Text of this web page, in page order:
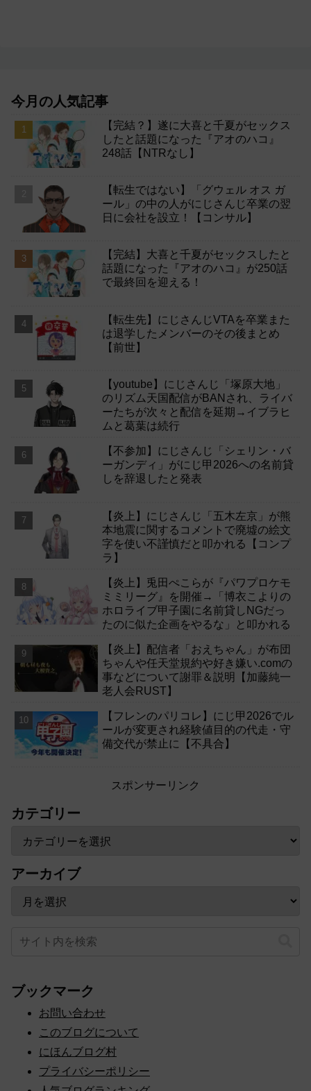
今月の人気記事
【完結？】遂に大喜と千夏がセックス
したと話題になった『アオのハコ』
248話【NTRなし】
【転生ではない】「グウェル オス ガ
ール」の中の人がにじさんじ卒業の翌
日に会社を設立！【コンサル】
【完結】大喜と千夏がセックスしたと
話題になった『アオのハコ』が250話
で最終回を迎える！
【転生先】にじさんじVTAを卒業また
は退学したメンバーのその後まとめ
【前世】
【youtube】にじさんじ「塚原大地」
のリズム天国配信がBANされ、ライバ
ーたちが次々と配信を延期→イブラヒ
ムと葛葉は続行
【不参加】にじさんじ「シェリン・バ
ーガンディ」がにじ甲2026への名前貸
しを辞退したと発表
【炎上】にじさんじ「五木左京」が熊
本地震に関するコメントで廃墟の絵文
字を使い不謹慎だと叩かれる【コンプ
ラ】
【炎上】兎田ぺこらが『パワプロケモ
ミミリーグ』を開催→「博衣こよりの
ホロライブ甲子園に名前貸しNGだっ
たのに似た企画をやるな」と叩かれる
【炎上】配信者「おえちゃん」が布団
ちゃんや任天堂規約や好き嫌い.comの
事などについて謝罪＆説明【加藤純一
老人会RUST】
【フレンのパリコレ】にじ甲2026でル
ールが変更され経験値目的の代走・守
備交代が禁止に【不具合】
スポンサーリンク
カテゴリー
アーカイブ
ブックマーク
お問い合わせ
このブログについて
にほんブログ村
プライバシーポリシー